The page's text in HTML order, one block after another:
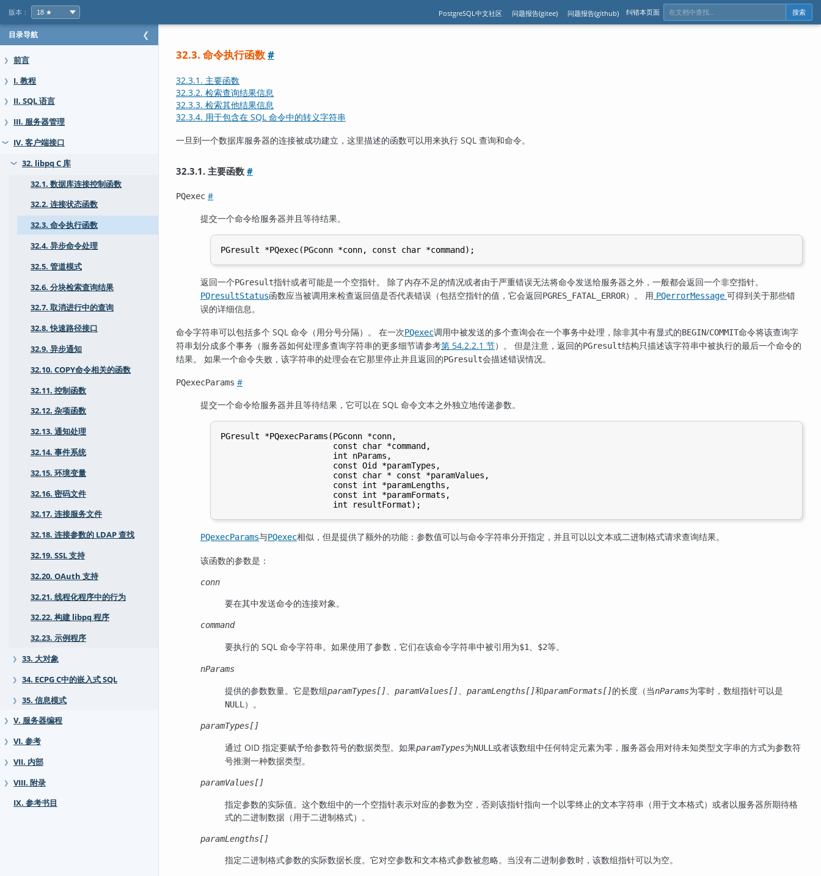
版本： PostgreSQL中文社区 问题报告(gitee) 问题报告(github) 纠错本页面 搜索
目录导航 ❮
❯ 前言
❯ I. 教程
❯ II. SQL 语言
❯ III. 服务器管理
❯ IV. 客户端接口
❯
32. libpq C 库
32.1. 数据库连接控制函数
32.2. 连接状态函数
32.3. 命令执行函数
32.4. 异步命令处理
32.5. 管道模式
32.6. 分块检索查询结果
32.7. 取消进行中的查询
32.8. 快速路径接口
32.9. 异步通知
32.10. COPY命令相关的函数
32.11. 控制函数
32.12. 杂项函数
32.13. 通知处理
32.14. 事件系统
32.15. 环境变量
32.16. 密码文件
32.17. 连接服务文件
32.18. 连接参数的 LDAP 查找
32.19. SSL 支持
32.20. OAuth 支持
32.21. 线程化程序中的行为
32.22. 构建 libpq 程序
32.23. 示例程序
❯ 33. 大对象
❯ 34. ECPG C中的嵌入式 SQL
❯ 35. 信息模式
❯ V. 服务器编程
❯ VI. 参考
❯ VII. 内部
❯
VIII. 附录
IX. 参考书目
32.3. 命令执行函数#
32.3.1. 主要函数
32.3.2. 检索查询结果信息
32.3.3. 检索其他结果信息
32.3.4. 用于包含在 SQL 命令中的转义字符串
一旦到一个数据库服务器的连接被成功建立，这里描述的函数可以用来执行 SQL 查询和命令。
32.3.1. 主要函数#
PQexec #
提交一个命令给服务器并且等待结果。
返回一个PGresult指针或者可能是一个空指针。 除了内存不足的情况或者由于严重错误无法将命令发送给服务器之外，一般都会返回一个非空指针。
PQresultStatus函数应当被调用来检查返回值是否代表错误（包括空指针的值，它会返回PGRES_FATAL_ERROR）。 用 PQerrorMessage 可得到关于那些错
误的详细信息。
命令字符串可以包括多个 SQL 命令（用分号分隔）。 在一次PQexec调用中被发送的多个查询会在一个事务中处理，除非其中有显式的BEGIN/COMMIT命令将该查询字
符串划分成多个事务（服务器如何处理多查询字符串的更多细节请参考第 54.2.2.1 节）。 但是注意，返回的PGresult结构只描述该字符串中被执行的最后一个命令的
结果。 如果一个命令失败，该字符串的处理会在它那里停止并且返回的PGresult会描述错误情况。
PQexecParams #
提交一个命令给服务器并且等待结果，它可以在 SQL 命令文本之外独立地传递参数。
PGresult *PQexecParams(PGconn *conn,
                       const char *command,
                       int nParams,
                       const Oid *paramTypes,
                       const char * const *paramValues,
                       const int *paramLengths,
                       const int *paramFormats,
PQexecParams与PQexec相似，但是提供了额外的功能：参数值可以与命令字符串分开指定，并且可以以文本或二进制格式请求查询结果。
该函数的参数是：
conn
要在其中发送命令的连接对象。
command
要执行的 SQL 命令字符串。如果使用了参数，它们在该命令字符串中被引用为$1、 $2等。
nParams
提供的参数数量。它是数组paramTypes[] paramValues[] paramLengths[]和paramFormats[]的长度（当nParams为零时，数组指针可以是
NULL ）。
paramTypes[]
通过 OID 指定要赋予给参数符号的数据类型。如果paramTypes为NULL或者该数组中任何特定元素为零，服务器会用对待未知类型文字串的方式为参数符
号推测一种数据类型。
paramValues[]
指定参数的实际值。这个数组中的一个空指针表示对应的参数为空，否则该指针指向一个以零终止的文本字符串（用于文本格式）或者以服务器所期待格
式的二进制数据（用于二进制格式）。
paramLengths[]
指定二进制格式参数的实际数据长度。它对空参数和文本格式参数被忽略。当没有二进制参数时，该数组指针可以为空。